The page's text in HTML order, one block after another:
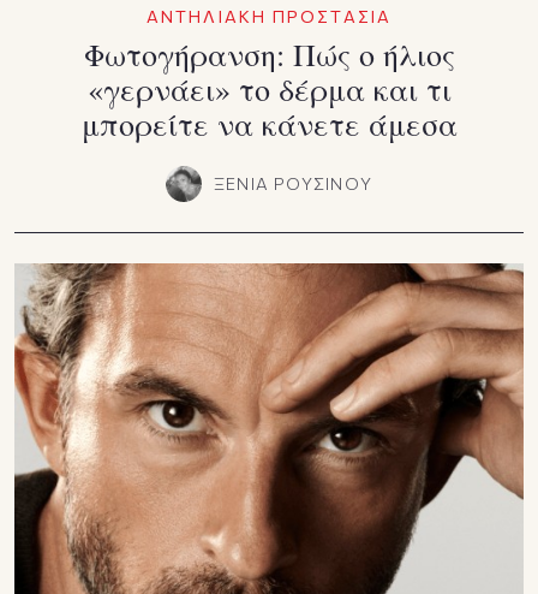
ΑΝΤΗΛΙΑΚΗ ΠΡΟΣΤΑΣΙΑ
Φωτογήρανση: Πώς ο ήλιος
«γερνάει» το δέρμα και τι
μπορείτε να κάνετε άμεσα
ΞΕΝΙΑ ΡΟΥΣΙΝΟΥ